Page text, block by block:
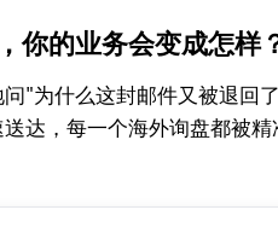
你的业务会变成怎样
"为什么这封邮件又被退
达，每一个海外询盘都被